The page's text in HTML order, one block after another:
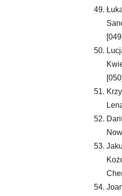
[049]
[050]